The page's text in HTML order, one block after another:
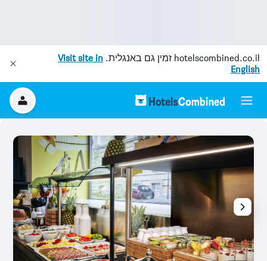
hotelscombined.co.il זמין גם באנגלית. Visit site in
English